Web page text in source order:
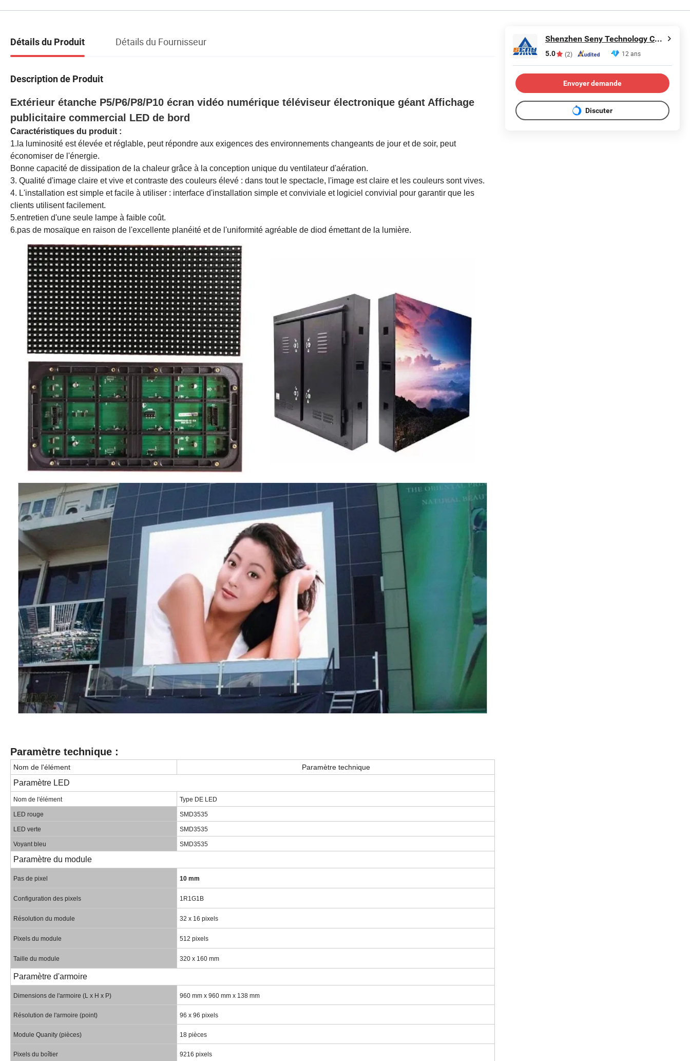
Détails du Produit Détails du Fournisseur
Description de Produit
Extérieur étanche P5/P6/P8/P10 écran vidéo numérique téléviseur électronique géant Affichage
publicitaire commercial LED de bord
Caractéristiques du produit :
1.la luminosité est élevée et réglable, peut répondre aux exigences des environnements changeants de jour et de soir, peut
économiser de l'énergie.
Bonne capacité de dissipation de la chaleur grâce à la conception unique du ventilateur d'aération.
3. Qualité d'image claire et vive et contraste des couleurs élevé : dans tout le spectacle, l'image est claire et les couleurs sont vives.
4. L'installation est simple et facile à utiliser : interface d'installation simple et conviviale et logiciel convivial pour garantir que les
clients utilisent facilement.
5.entretien d'une seule lampe à faible coût.
6.pas de mosaïque en raison de l'excellente planéité et de l'uniformité agréable de diod émettant de la lumière.
Paramètre technique :
Nom de l'élément Paramètre technique
Paramètre LED
Nom de l'élément Type DE LED
LED rouge SMD3535
LED verte SMD3535
Voyant bleu SMD3535
Paramètre du module
Pas de pixel 10 mm
Configuration des pixels 1R1G1B
Résolution du module 32 x 16 pixels
Pixels du module 512 pixels
Taille du module 320 x 160 mm
Paramètre d'armoire
Dimensions de l'armoire (L x H x P) 960 mm x 960 mm x 138 mm
Résolution de l'armoire (point) 96 x 96 pixels
Module Quanity (pièces) 18 pièces
Pixels du boîtier 9216 pixels
Shenzhen Seny Technology Co., Ltd.
5.0 (2) 12 ans
Envoyer demande
Discuter